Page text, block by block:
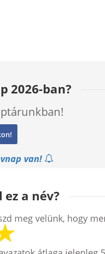
2026-ban?
van!
a név?
meg velünk, hogy